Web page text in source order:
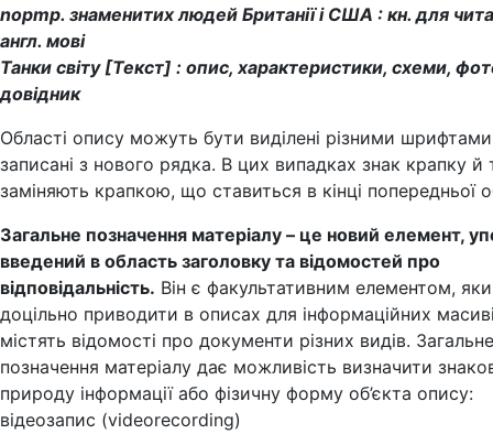
nopmp. знаменитих людей Британії і США : кн. для
англ. мові
Танки світу [Текст] : опис, характеристики, схеми,
довідник
Області опису можуть бути виділені різними
записані з нового рядка. В цих випадках знак крапку й
заміняють крапкою, що ставиться в кінці попередньої
Загальне позначення матеріалу – це новий елемент,
введений в область заголовку та відомостей про
відповідальність. Він є факультативним елементом,
доцільно приводити в описах для інформаційних
містять відомості про документи різних видів. Загальне
позначення матеріалу дає можливість визначити
природу інформації або фізичну форму об’єкта опису:
відеозапис (videorecording)